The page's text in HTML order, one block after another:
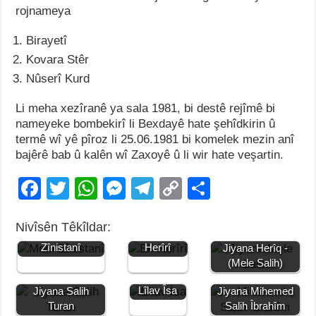
rojnameya
Birayetî
Kovara Stêr
Nûserî Kurd
Li meha xezîranê ya sala 1981, bi destê rejîmê bi
nameyeke bombekirî li Bexdayê hate şehîdkirin û
termê wî yê pîroz li 25.06.1981 bi komelek mezin anî
bajêrê bab û kalên wî Zaxoyê û li wir hate veşartin.
F
c
e
b
o
T
tt
er
W
at
s
A
p
M
e
n
g
T
gr
a
m
C
y
Li
n
e
Nivîsên Têkîldar:
Jiyana Mem
Zînistanî
Herîrî
Jiyana Herîq -
(Mele Salih)
Jiyana Salih
Turan
Jiyana
Lîlav Îsa
Jiyana Mihemed
Salih Îbrahîm